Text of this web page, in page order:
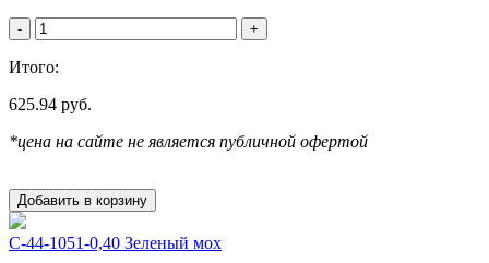
- +
Итого:
625.94 руб.
*цена на сайте не является публичной офертой
Добавить в корзину
С-44-1051-0,40 Зеленый мох